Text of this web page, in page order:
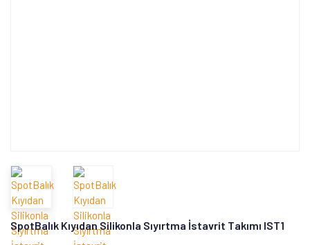
SpotBalık Kıyıdan Silikonla Sıyırtma İstavrit Takımı IST1